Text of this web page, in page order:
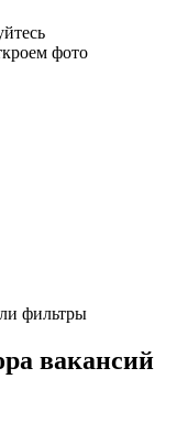
фото
фильтры
вакансий